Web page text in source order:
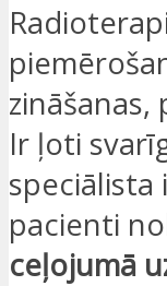
zināšanas,
Ir ļoti
speciālista
pacienti
ceļojumā